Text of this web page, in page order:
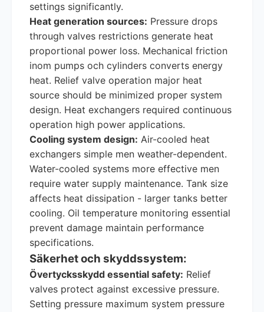
settings significantly.
Heat generation sources: Pressure drops
through valves restrictions generate heat
proportional power loss. Mechanical friction
inom pumps och cylinders converts energy
heat. Relief valve operation major heat
source should be minimized proper system
design. Heat exchangers required continuous
operation high power applications.
Cooling system design: Air-cooled heat
exchangers simple men weather-dependent.
Water-cooled systems more effective men
require water supply maintenance. Tank size
affects heat dissipation - larger tanks better
cooling. Oil temperature monitoring essential
prevent damage maintain performance
specifications.
Säkerhet och skyddssystem:
Övertycksskydd essential safety: Relief
valves protect against excessive pressure.
Setting pressure maximum system pressure